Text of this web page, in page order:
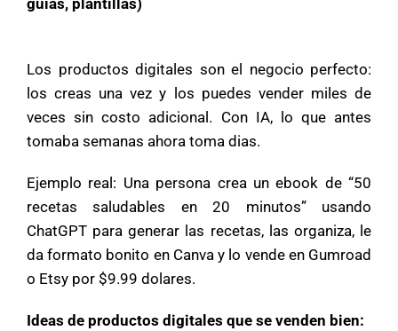
guias, plantillas)
Los productos digitales son el negocio perfecto:
los creas una vez y los puedes vender miles de
veces sin costo adicional. Con IA, lo que antes
tomaba semanas ahora toma dias.
Ejemplo real: Una persona crea un ebook de “50
recetas saludables en 20 minutos” usando
ChatGPT para generar las recetas, las organiza, le
da formato bonito en Canva y lo vende en Gumroad
o Etsy por $9.99 dolares.
Ideas de productos digitales que se venden bien: